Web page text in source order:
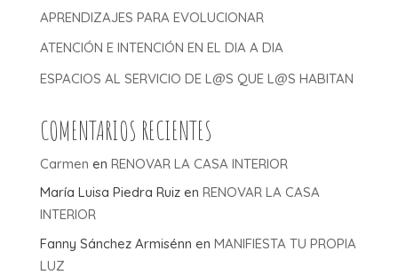
APRENDIZAJES PARA EVOLUCIONAR
ATENCIÓN E INTENCIÓN EN EL DIA A DIA
ESPACIOS AL SERVICIO DE L@S QUE L@S HABITAN
COMENTARIOS RECIENTES
Carmen en RENOVAR LA CASA INTERIOR
María Luisa Piedra Ruizen RENOVAR LA CASA
INTERIOR
Fanny Sánchez Armisénn en MANIFIESTA TU PROPIA
LUZ